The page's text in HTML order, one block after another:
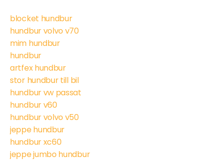
blocket hundbur
hundbur volvo v70
mim hundbur
hundbur
artfex hundbur
stor hundbur till bil
hundbur vw passat
hundbur v60
hundbur volvo v50
jeppe hundbur
hundbur xc60
jeppe jumbo hundbur